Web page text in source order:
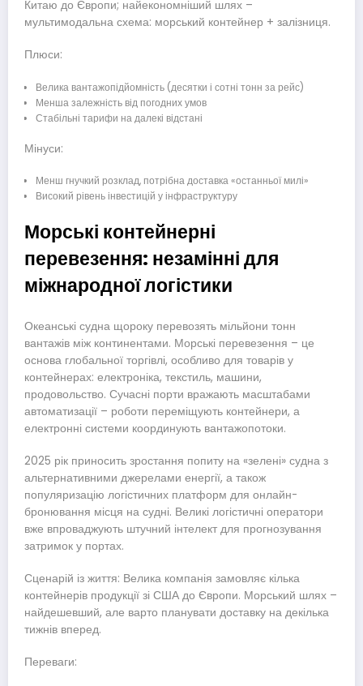
Китаю до Європи; найекономніший шлях –
мультимодальна схема: морський контейнер + залізниця.
Плюси:
Велика вантажопідйомність (десятки і сотні тонн за рейс)
Менша залежність від погодних умов
Стабільні тарифи на далекі відстані
Мінуси:
Менш гнучкий розклад, потрібна доставка «останньої милі»
Високий рівень інвестицій у інфраструктуру
Морські контейнерні
перевезення: незамінні для
міжнародної логістики
Океанські судна щороку перевозять мільйони тонн
вантажів між континентами. Морські перевезення – це
основа глобальної торгівлі, особливо для товарів у
контейнерах: електроніка, текстиль, машини,
продовольство. Сучасні порти вражають масштабами
автоматизації – роботи переміщують контейнери, а
електронні системи координують вантажопотоки.
2025 рік приносить зростання попиту на «зелені» судна з
альтернативними джерелами енергії, а також
популяризацію логістичних платформ для онлайн-
бронювання місця на судні. Великі логістичні оператори
вже впроваджують штучний інтелект для прогнозування
затримок у портах.
Сценарій із життя: Велика компанія замовляє кілька
контейнерів продукції зі США до Європи. Морський шлях –
найдешевший, але варто планувати доставку на декілька
тижнів вперед.
Переваги: